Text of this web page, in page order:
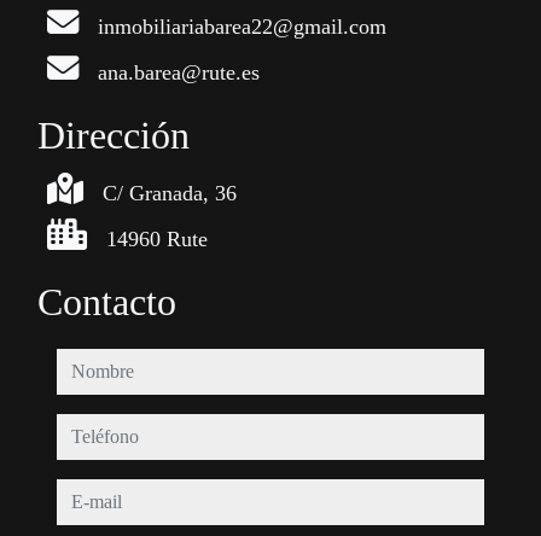
inmobiliariabarea22@gmail.com
ana.barea@rute.es
Dirección
C/ Granada, 36
14960 Rute
Contacto
nombre
teléfono
e-mail